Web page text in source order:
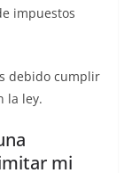
impuestos
debido cumplir
la ley.
mi